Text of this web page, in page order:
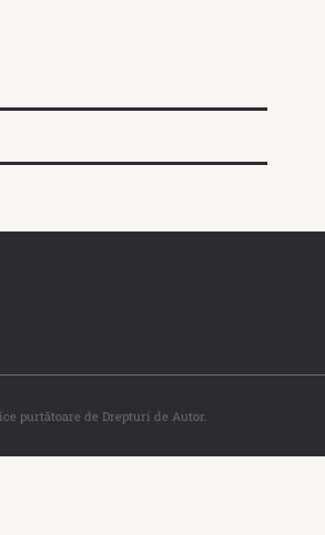
purtătoare de Drepturi de Autor.